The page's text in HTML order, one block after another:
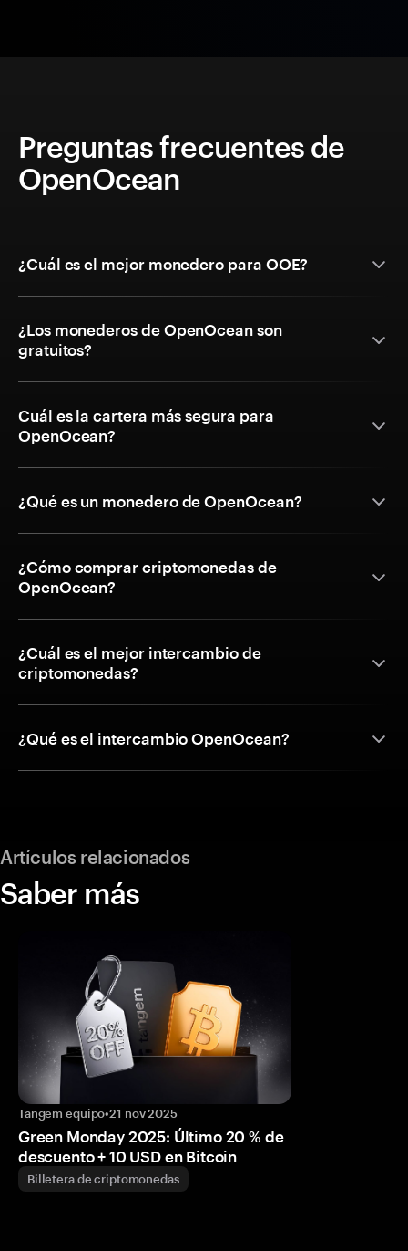
Preguntas frecuentes de
OpenOcean
¿Cuál es el mejor monedero para OOE?
¿Los monederos de OpenOcean son
gratuitos?
Cuál es la cartera más segura para
OpenOcean?
¿Qué es un monedero de OpenOcean?
¿Cómo comprar criptomonedas de
OpenOcean?
¿Cuál es el mejor intercambio de
criptomonedas?
¿Qué es el intercambio OpenOcean?
Artículos relacionados
Saber más
Tangem equipo•21 nov 2025
Green Monday 2025: Último 20 % de
descuento + 10 USD en Bitcoin
Billetera de criptomonedas